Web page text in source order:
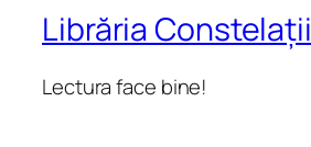
Librăria Constelații
Lectura face bine!